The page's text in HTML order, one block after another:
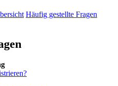
Häufig gestellte Fragen